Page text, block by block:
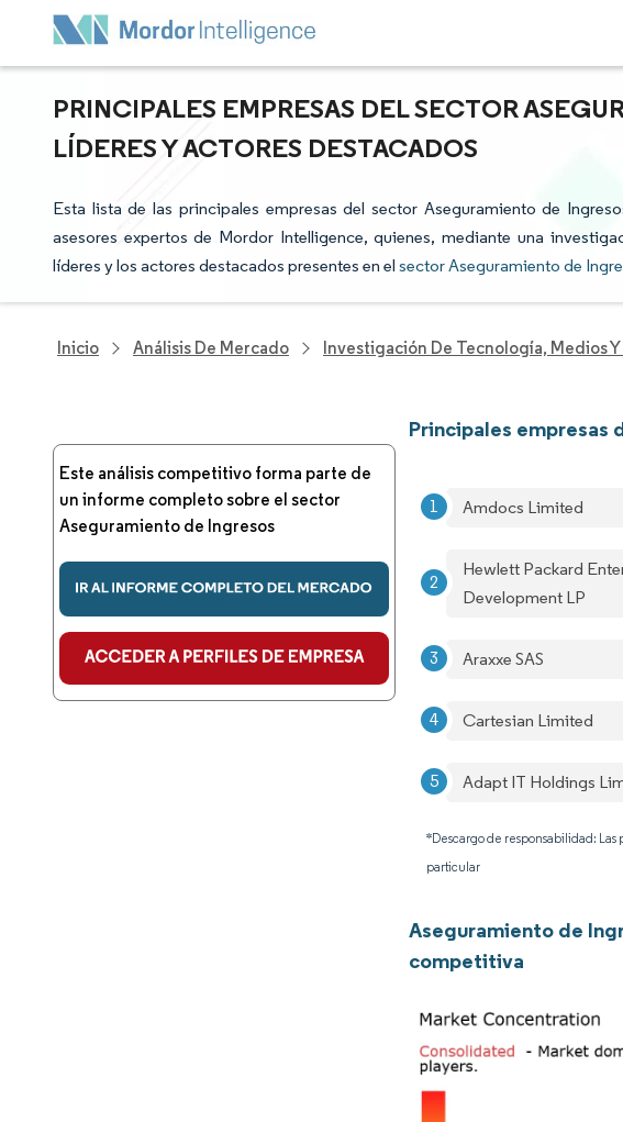
PRINCIPALES EMPRESAS DEL SECTOR
LÍDERES Y ACTORES DESTACADOS
Esta lista de las principales empresas del sector Aseguramiento de
asesores expertos de Mordor Intelligence, quienes, mediante una
líderes y los actores destacados presentes en el sector Aseguramiento de
Inicio Análisis De Mercado Investigación De Tecnología, Medios
Este análisis competitivo forma parte de
un informe completo sobre el sector
Aseguramiento de Ingresos
Principales empresas
Amdocs Limited
Hewlett Packard
Development LP
Araxxe SAS
Cartesian Limited
Adapt IT Holdings
*Descargo de responsabilidad:
particular
Aseguramiento de
competitiva